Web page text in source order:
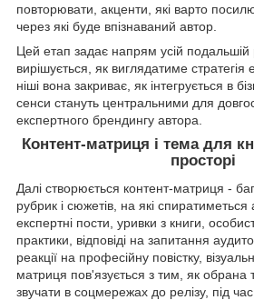
повторювати, акценти, які варто
через які буде впізнаваний автор.
Цей етап задає напрям усій подальшій
вирішується, як виглядатиме стратегія
ніші вона закриває, як інтегрується в
сенси стануть центральними для
експертного брендингу автора.
Контент-матриця і тема для
просторі
Далі створюється контент-матриця -
рубрик і сюжетів, на які
експертні пости, уривки з книги,
практики, відповіді на запитання
реакції на професійну повістку,
матриця пов'язується з тим, як обрана
звучати в соцмережах до релізу, під час